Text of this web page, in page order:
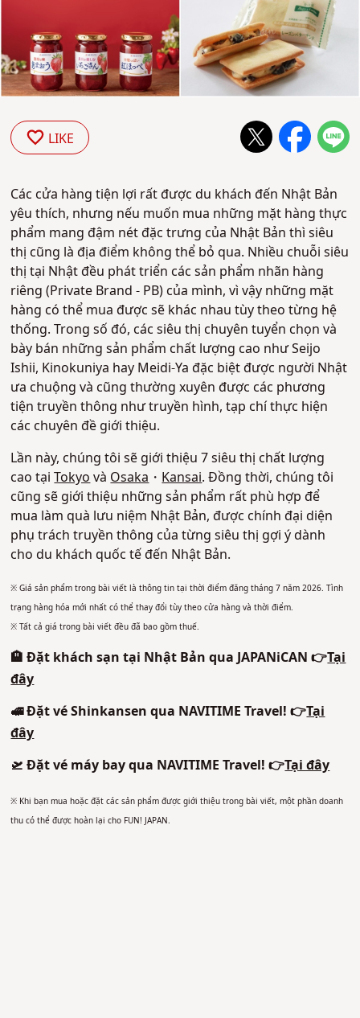
LIKE
Các cửa hàng tiện lợi rất được du khách đến Nhật Bản
yêu thích, nhưng nếu muốn mua những mặt hàng thực
phẩm mang đậm nét đặc trưng của Nhật Bản thì siêu
thị cũng là địa điểm không thể bỏ qua. Nhiều chuỗi siêu
thị tại Nhật đều phát triển các sản phẩm nhãn hàng
riêng (Private Brand - PB) của mình, vì vậy những mặt
hàng có thể mua được sẽ khác nhau tùy theo từng hệ
thống. Trong số đó, các siêu thị chuyên tuyển chọn và
bày bán những sản phẩm chất lượng cao như Seijo
Ishii, Kinokuniya hay Meidi-Ya đặc biệt được người Nhật
ưa chuộng và cũng thường xuyên được các phương
tiện truyền thông như truyền hình, tạp chí thực hiện
các chuyên đề giới thiệu.
Lần này, chúng tôi sẽ giới thiệu 7 siêu thị chất lượng
cao tạiTokyovàOsaka・Kansai. Đồng thời, chúng tôi
cũng sẽ giới thiệu những sản phẩm rất phù hợp để
mua làm quà lưu niệm Nhật Bản, được chính đại diện
phụ trách truyền thông của từng siêu thị gợi ý dành
cho du khách quốc tế đến Nhật Bản.
※ Giá sản phẩm trong bài viết là thông tin tại thời điểm đăng tháng 7 năm 2026. Tình
trạng hàng hóa mới nhất có thể thay đổi tùy theo cửa hàng và thời điểm.
※ Tất cả giá trong bài viết đều đã bao gồm thuế.
🏨 Đặt khách sạn tại Nhật Bản qua JAPANiCAN 👉Tại
đây
🚅 Đặt vé Shinkansen qua NAVITIME Travel! 👉Tại
đây
🛫 Đặt vé máy bay qua NAVITIME Travel! 👉Tại đây
※ Khi bạn mua hoặc đặt các sản phẩm được giới thiệu trong bài viết, một phần doanh
thu có thể được hoàn lại cho FUN! JAPAN.